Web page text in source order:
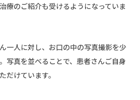
療のご紹介も受けるようになっていま
一人に対し、お口の中の写真撮影を少
写真を並べることで、患者さんご自身
だけています。